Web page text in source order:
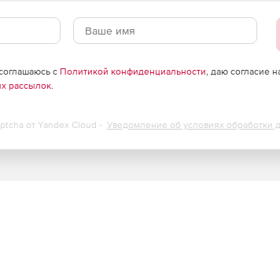
с Политикой конфиденциальности, даю согласие
рассылок.
от Yandex Cloud - Уведомление об условиях обработки